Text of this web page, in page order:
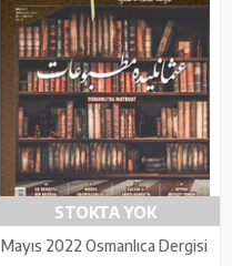
STOKTA YOK
Mayıs 2022 Osmanlıca Dergisi